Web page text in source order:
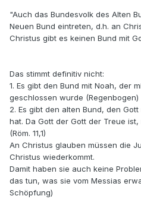
"Auch das Bundesvolk des Alten
Neuen Bund eintreten, d.h. an
Christus gibt es keinen Bund mit
Das stimmt definitiv nicht:
1. Es gibt den Bund mit Noah, der
geschlossen wurde (Regenbogen)
2. Es gibt den alten Bund, den
hat. Da Gott der Gott der Treue
(Röm. 11,1)
An Christus glauben müssen die
Christus wiederkommt.
Damit haben sie auch keine
das tun, was sie vom Messias
Schöpfung)